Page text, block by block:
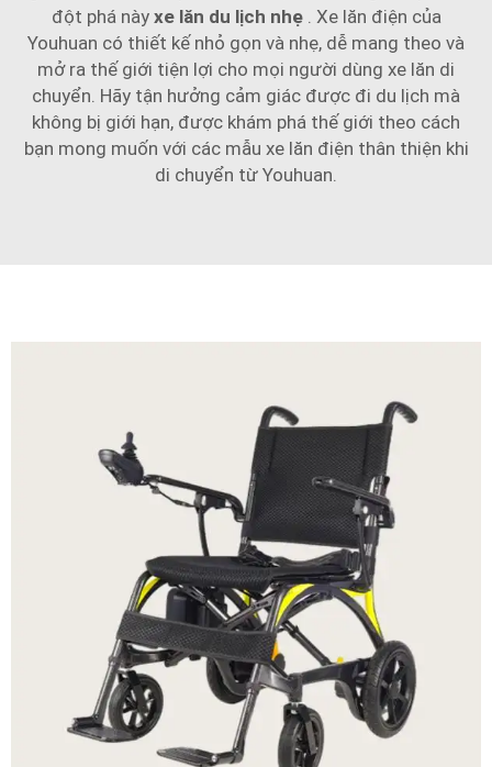
đột phá này xe lăn du lịch nhẹ
. Xe lăn điện của
Youhuan có thiết kế nhỏ gọn và nhẹ, dễ mang theo và
mở ra thế giới tiện lợi cho mọi người dùng xe lăn di
chuyển. Hãy tận hưởng cảm giác được đi du lịch mà
không bị giới hạn, được khám phá thế giới theo cách
bạn mong muốn với các mẫu xe lăn điện thân thiện khi
di chuyển từ Youhuan.